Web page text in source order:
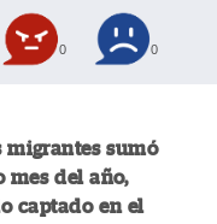
0 0
sumó
mes del año,
captado en el